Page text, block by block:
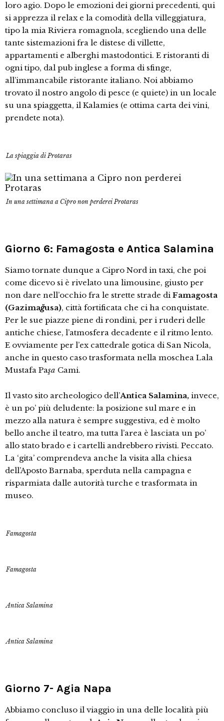
loro agio. Dopo le emozioni dei giorni precedenti, qui
si apprezza il relax e la comodità della villeggiatura,
tipo la mia Riviera romagnola, scegliendo una delle
tante sistemazioni fra le distese di villette,
appartamenti e alberghi mastodontici. E ristoranti di
ogni tipo, dal pub inglese a forma di sfinge,
all’immancabile ristorante italiano. Noi abbiamo
trovato il nostro angolo di pesce (e quiete) in un locale
su una spiaggetta, il Kalamies (e ottima carta dei vini,
prendete nota).
La spiaggia di Protaras
In una settimana a Cipro non perderei Protaras
Giorno 6: Famagosta e Antica Salamina
Siamo tornate dunque a Cipro Nord in taxi, che poi
come dicevo si è rivelato una limousine, giusto per
non dare nell’occhio fra le strette strade di Famagosta
(Gazimağusa), città fortificata che ci ha conquistate.
Per le sue piazze piene di rondini, per i ruderi delle
antiche chiese, l’atmosfera decadente e il ritmo lento.
E ovviamente per l’ex cattedrale gotica di San Nicola,
anche in questo caso trasformata nella moschea Lala
Mustafa Paşa Cami.
Il vasto sito archeologico dell’Antica Salamina, invece,
è un po’ più deludente: la posizione sul mare e in
mezzo alla natura è sempre suggestiva, ed è molto
bello anche il teatro, ma tutta l’area è lasciata un po’
allo stato brado e i cartelli andrebbero rivisti. Peccato.
La ‘gita’ comprendeva anche la visita alla chiesa
dell’Aposto Barnaba, sperduta nella campagna e
risparmiata dalle autorità turche e trasformata in
museo.
Famagosta
Famagosta
Antica Salamina
Antica Salamina
Giorno 7- Agia Napa
Abbiamo concluso il viaggio in una delle località più